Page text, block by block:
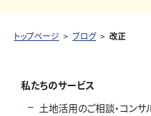
トップページ ブログ 改正
私たちのサービス
土地活用のご相談・コンサ